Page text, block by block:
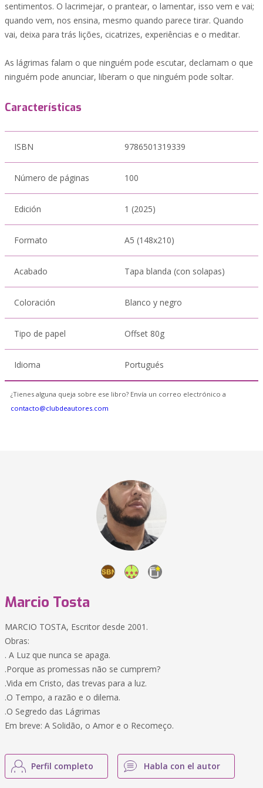
sentimentos. O lacrimejar, o prantear, o lamentar, isso vem e vai;
quando vem, nos ensina, mesmo quando parece tirar. Quando
vai, deixa para trás lições, cicatrizes, experiências e o meditar.
As lágrimas falam o que ninguém pode escutar, declamam o que
ninguém pode anunciar, liberam o que ninguém pode soltar.
Características
ISBN 9786501319339
Número de páginas 100
Edición 1 (2025)
Formato A5 (148x210)
Acabado Tapa blanda (con solapas)
Coloración Blanco y negro
Tipo de papel Offset 80g
Idioma Portugués
¿Tienes alguna queja sobre ese libro? Envía un correo electrónico a
contacto@clubdeautores.com
Marcio Tosta
MARCIO TOSTA, Escritor desde 2001.
Obras:
. A Luz que nunca se apaga.
.Porque as promessas não se cumprem?
.Vida em Cristo, das trevas para a luz.
.O Tempo, a razão e o dilema.
.O Segredo das Lágrimas
Em breve: A Solidão, o Amor e o Recomeço.
Perfil completo Habla con el autor